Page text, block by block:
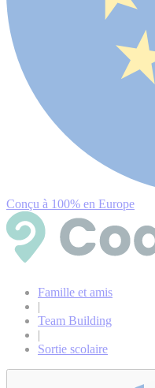
Conçu à 100% en Europe
Famille et amis
|
Team Building
|
Sortie scolaire